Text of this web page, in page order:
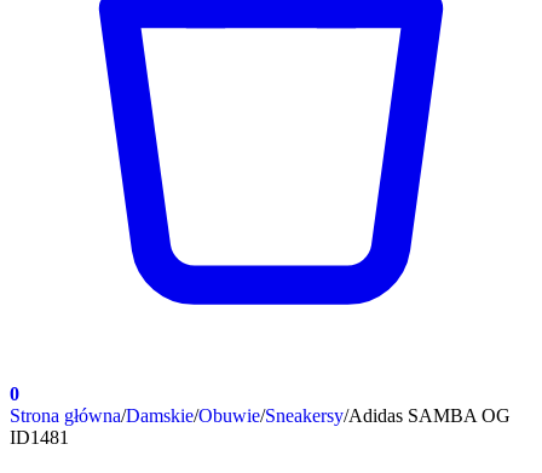
0
Strona główna/Damskie/Obuwie/Sneakersy/Adidas SAMBA OG
ID1481